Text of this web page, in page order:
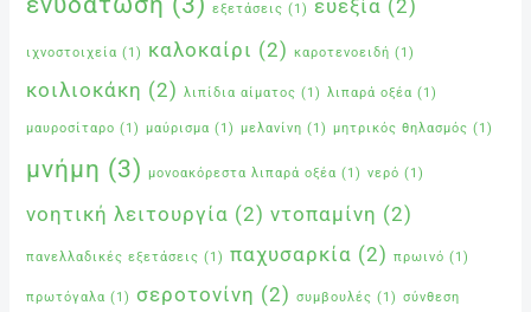
εξετάσεις (1) ευεξία (2)
ιχνοστοιχεία (1) καλοκαίρι (2) καροτενοειδή (1)
κοιλιοκάκη (2) λιπίδια αίματος (1) λιπαρά οξέα (1)
μαυροσίταρο (1) μαύρισμα (1) μελανίνη (1) μητρικός θηλασμός (1)
μνήμη (3) μονοακόρεστα λιπαρά οξέα (1) νερό (1)
νοητική λειτουργία (2) ντοπαμίνη (2)
πανελλαδικές εξετάσεις (1) παχυσαρκία (2) πρωινό (1)
πρωτόγαλα (1) σεροτονίνη (2) συμβουλές (1) σύνθεση